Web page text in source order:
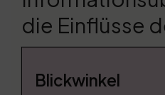
die Einflüsse
Blickwinkel